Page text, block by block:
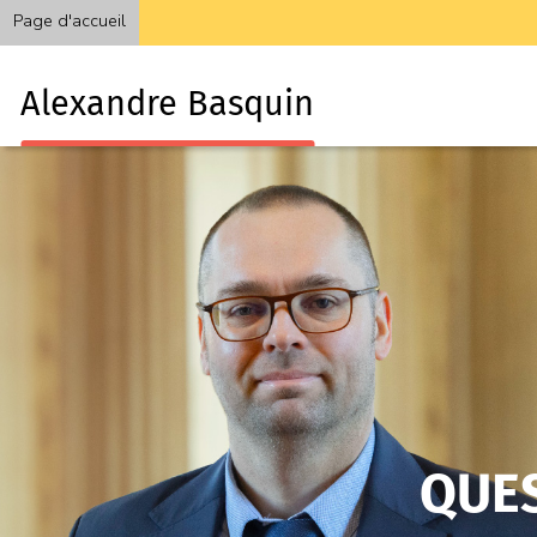
Page d'accueil
Alexandre Basquin